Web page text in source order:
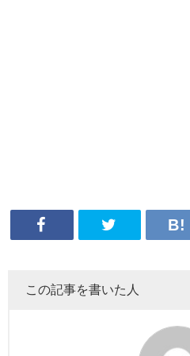
この記事を書いた人